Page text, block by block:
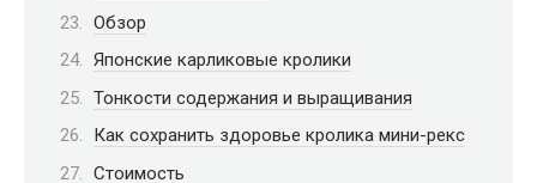
Обзор
Японские карликовые кролики
Тонкости содержания и выращивания
Как сохранить здоровье кролика мини-рекс
Стоимость